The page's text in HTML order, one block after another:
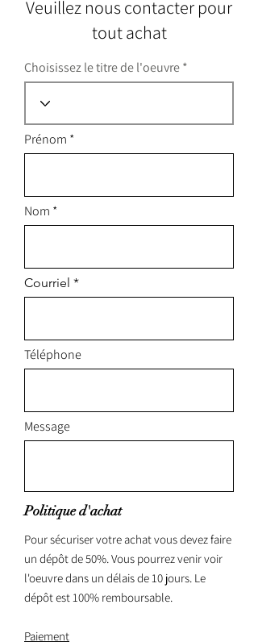
Veuillez nous contacter pour
tout achat
Choisissez le titre de l'oeuvre
Prénom
Nom
Courriel
Téléphone
Message
Politique d'achat
Pour sécuriser votre achat vous devez faire
un dépôt de 50%. Vous pourrez venir voir
l'oeuvre dans un délais de 10 jours. Le
dépôt est 100% remboursable.
Paiement